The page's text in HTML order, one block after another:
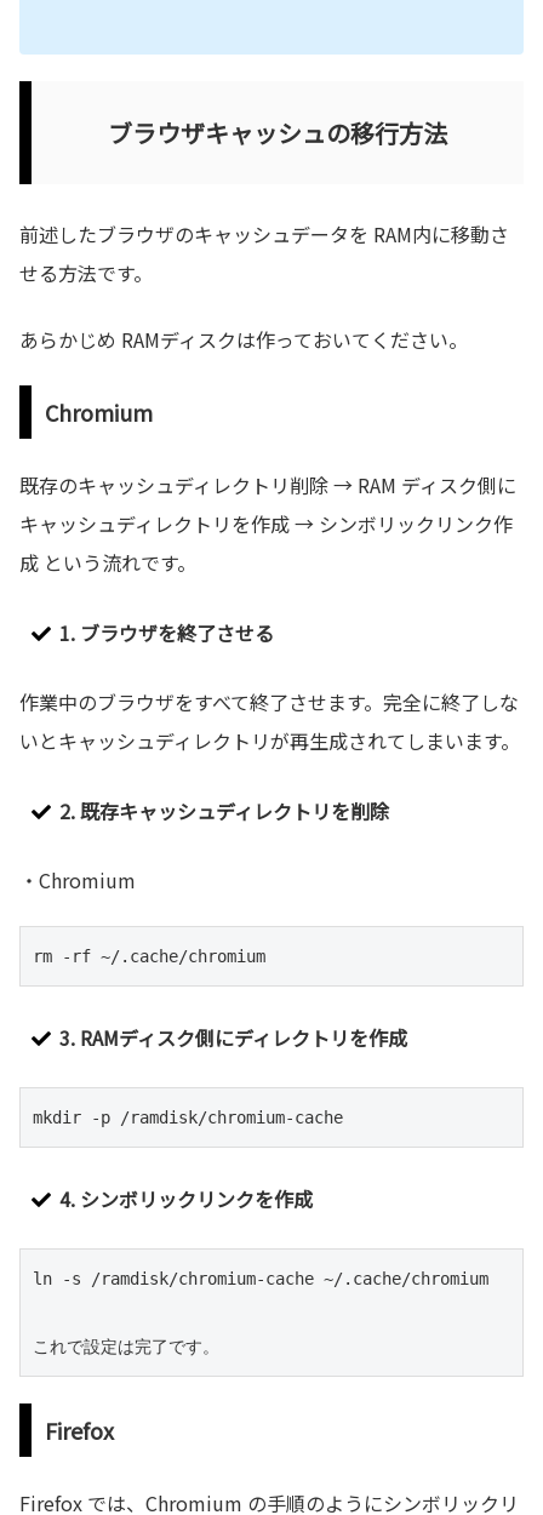
ブラウザキャッシュの移行方法
前述したブラウザのキャッシュデータを RAM内に移動さ
せる方法です。
あらかじめ RAMディスクは作っておいてください。
Chromium
既存のキャッシュディレクトリ削除 → RAM ディスク側に
キャッシュディレクトリを作成 → シンボリックリンク作
成 という流れです。
1. ブラウザを終了させる
作業中のブラウザをすべて終了させます。完全に終了しな
いとキャッシュディレクトリが再生成されてしまいます。
2. 既存キャッシュディレクトリを削除
・Chromium
rm -rf ~/.cache/chromium
3. RAMディスク側にディレクトリを作成
mkdir -p /ramdisk/chromium-cache
4. シンボリックリンクを作成
ln -s /ramdisk/chromium-cache ~/.cache/chromium
これで設定は完了です。
Firefox
Firefox では、Chromium の手順のようにシンボリックリ